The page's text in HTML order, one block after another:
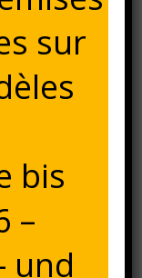
sur
bis
–
und